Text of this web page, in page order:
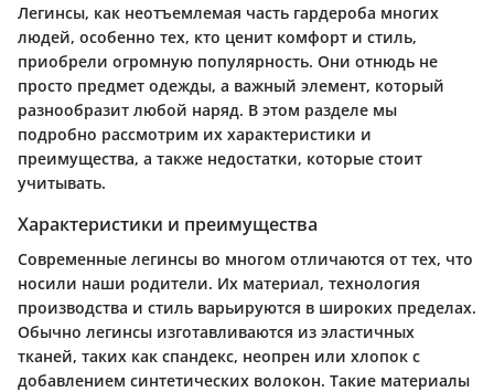
Легинсы, как неотъемлемая часть гардероба многих
людей, особенно тех, кто ценит комфорт и стиль,
приобрели огромную популярность. Они отнюдь не
просто предмет одежды, а важный элемент, который
разнообразит любой наряд. В этом разделе мы
подробно рассмотрим их характеристики и
преимущества, а также недостатки, которые стоит
учитывать.
Характеристики и преимущества
Современные легинсы во многом отличаются от тех, что
носили наши родители. Их материал, технология
производства и стиль варьируются в широких пределах.
Обычно легинсы изготавливаются из эластичных
тканей, таких как спандекс, неопрен или хлопок с
добавлением синтетических волокон. Такие материалы